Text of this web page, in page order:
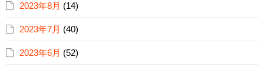
2023年8月 (14)
2023年7月 (40)
2023年6月 (52)